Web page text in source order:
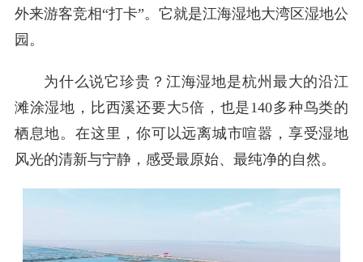
外来游客竞相“打卡”。它就是江海湿地大湾区湿地公
园。
为什么说它珍贵？江海湿地是杭州最大的沿江
滩涂湿地，比西溪还要大5倍，也是140多种鸟类的
栖息地。在这里，你可以远离城市喧嚣，享受湿地
风光的清新与宁静，感受最原始、最纯净的自然。